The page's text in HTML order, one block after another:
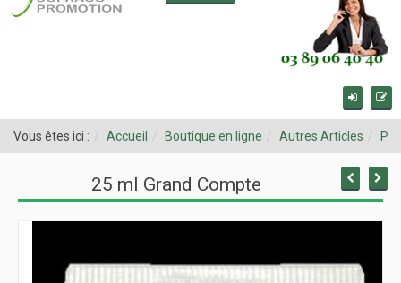
Vous êtes ici : Accueil Boutique en ligne Autres Articles
25 ml Grand Compte